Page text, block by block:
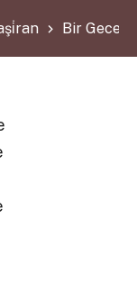
Bir Gece